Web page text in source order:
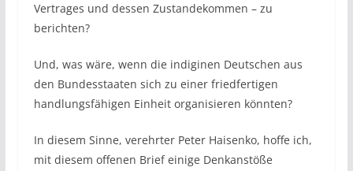
Vertrages und dessen Zustandekommen – zu
berichten?
Und, was wäre, wenn die indiginen Deutschen aus
den Bundesstaaten sich zu einer friedfertigen
handlungsfähigen Einheit organisieren könnten?
In diesem Sinne, verehrter Peter Haisenko, hoffe ich,
mit diesem offenen Brief einige Denkanstöße